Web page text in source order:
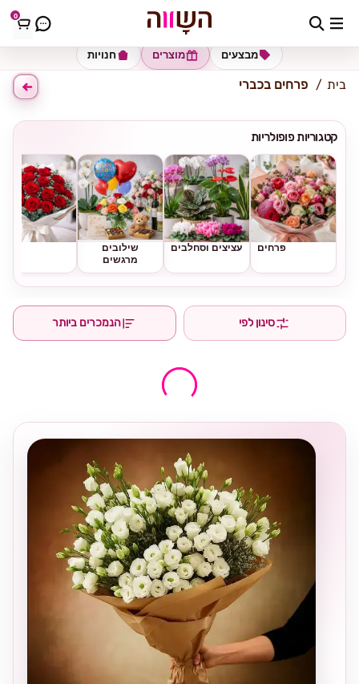
0 כתובת למשלוח הזינו כתובת
חנויות מוצרים מבצעים
בית פרחים בכברי
קטגוריות פופולריות
פרחים עציצים וסחלבים
שילובים
מרגשים
סינון לפי הנמכרים ביותר